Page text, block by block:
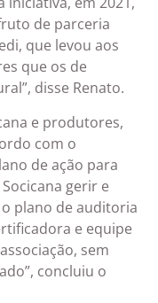
de parceria
que levou aos
que os de
disse Renato.
e produtores,
com o
de ação para
gerir e
plano de auditoria
e equipe
sem
concluiu o